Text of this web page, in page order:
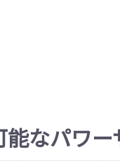
なパワー